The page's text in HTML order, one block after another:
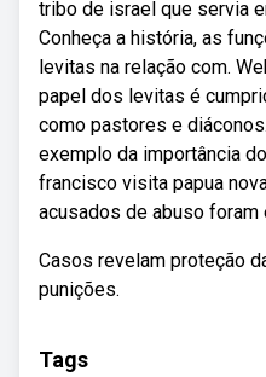
tribo de israel que servia
Conheça a história, as
levitas na relação com.
papel dos levitas é
como pastores e
exemplo da importância
francisco visita papua
acusados de abuso foram
Casos revelam proteção
punições.
Tags